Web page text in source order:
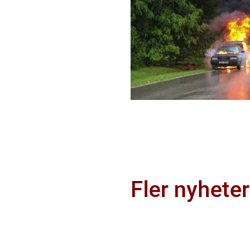
Fler nyheter